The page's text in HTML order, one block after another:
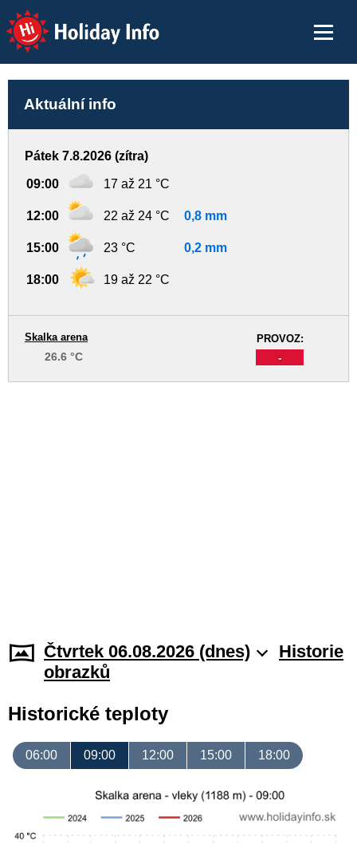
Holiday Info
Aktuální info
Pátek 7.8.2026 (zítra)
09:00 17 až 21 °C
12:00 22 až 24 °C 0,8 mm
15:00 23 °C 0,2 mm
18:00 19 až 22 °C
PROVOZ:
-
Skalka arena
26.6 °C
Čtvrtek 06.08.2026 (dnes)
Historie
obrazků
Historické teploty
06:00 09:00 12:00 15:00 18:00